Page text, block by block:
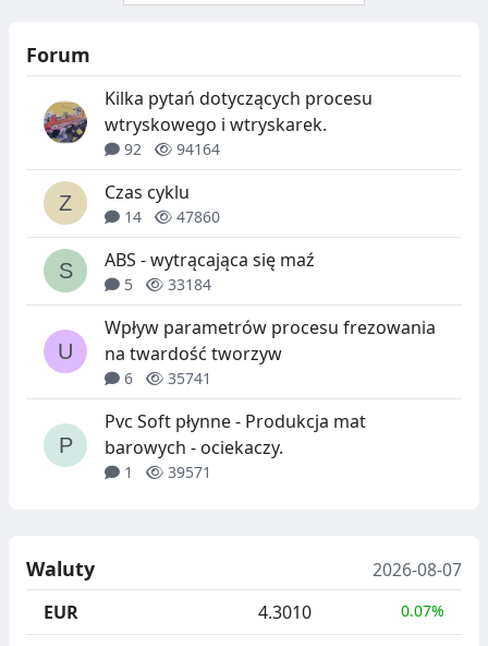
Forum
Kilka pytań dotyczących procesu
wtryskowego i wtryskarek.
92 94164
Czas cyklu
14 47860
ABS - wytrącająca się maź
5 33184
Wpływ parametrów procesu frezowania
na twardość tworzyw
6 35741
Pvc Soft płynne - Produkcja mat
barowych - ociekaczy.
1 39571
Waluty
2026-08-07
EUR
4.3010 0.07%